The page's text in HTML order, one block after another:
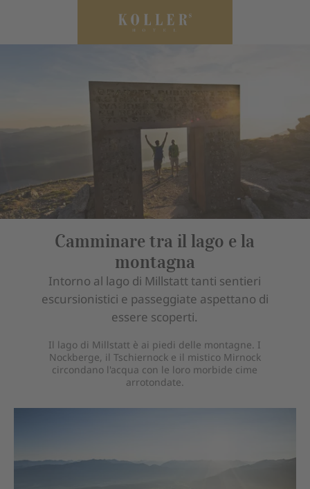
Camminare tra il lago e la
montagna
Intorno al lago di Millstatt tanti sentieri
escursionistici e passeggiate aspettano di
essere scoperti.
Il lago di Millstatt è ai piedi delle montagne. I
Nockberge, il Tschiernock e il mistico Mirnock
circondano l'acqua con le loro morbide cime
arrotondate.